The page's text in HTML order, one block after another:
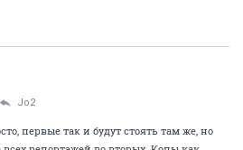
Jo2
первые так и будут стоять там же, но